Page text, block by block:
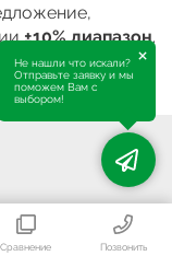
Сравнение Позвонить
±10% диапазон.
Не нашли что искали?
Отправьте заявку и мы
поможем Вам с
выбором!
×